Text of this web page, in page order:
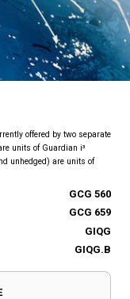
offered by two separate
units of Guardian i³
unhedged) are units of
GCG 560
GCG 659
GIQG
GIQG.B